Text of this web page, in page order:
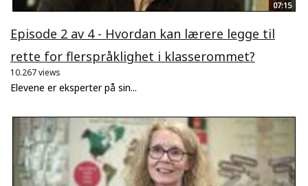
07:15
Episode 2 av 4 - Hvordan kan lærere legge til
rette for flerspråklighet i klasserommet?
10.267 views
Elevene er eksperter på sin...